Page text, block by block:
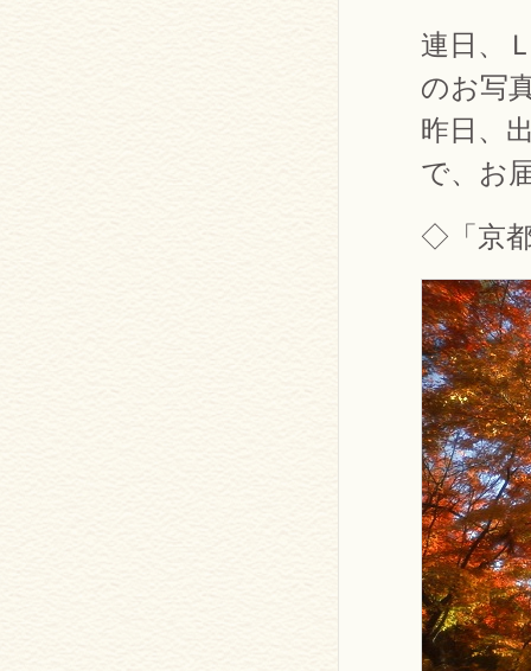
連日、
のお写
昨日、
で、お
◇「京